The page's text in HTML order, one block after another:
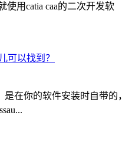
用catia caa的二次开发软
可以找到？
在你的软件安装时自带的，